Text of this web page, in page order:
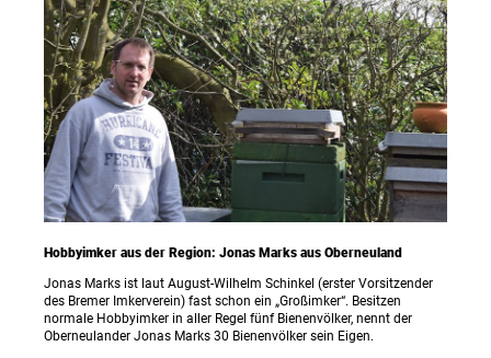
Hobbyimker aus der Region: Jonas Marks aus Oberneuland
Jonas Marks ist laut August-Wilhelm Schinkel (erster Vorsitzender
des Bremer Imkerverein) fast schon ein „Großimker“. Besitzen
normale Hobbyimker in aller Regel fünf Bienenvölker, nennt der
Oberneulander Jonas Marks 30 Bienenvölker sein Eigen.